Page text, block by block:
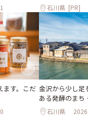
石川県 [PR]
ます。こだ 金沢から少し足
ある発酵のまち
石川県